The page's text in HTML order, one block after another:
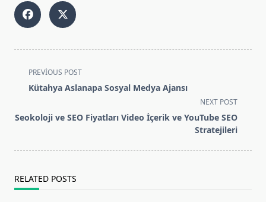
<span
class="nav-
screen-
PREVIOUS POST
Kütahya Aslanapa Sosyal Medya Ajansı
NEXT POST
Seokoloji ve SEO Fiyatları Video İçerik ve YouTube SEO
Stratejileri
RELATED POSTS